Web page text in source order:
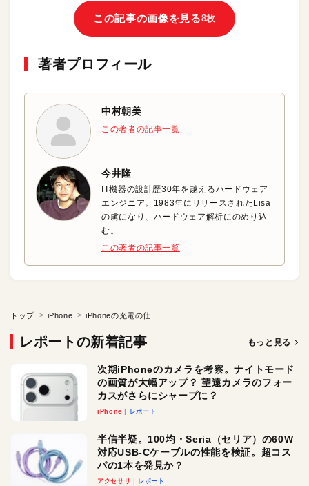
この記事の画像を見る8枚
著者プロフィール
中村朝美
この著者の記事一覧
今井隆
IT機器の設計歴30年を越えるハードウェア
エンジニア。1983年にリリースされたLisa
の虜になり、ハードウェア解析にのめり込
む。
この著者の記事一覧
トップ iPhone iPhoneの充電の仕組みを100%理解しよう
レポートの新着記事 もっと見る
次期iPhoneのカメラを考察。ナイトモード
の画質が大幅アップ？ 望遠カメラのフォー
カスがさらにシャープに？
iPhone レポート
半信半疑。100均・Seria（セリア）の60W
対応USB-Cケーブルの性能を検証。超コス
パの1本を発見か？
アクセサリ レポート